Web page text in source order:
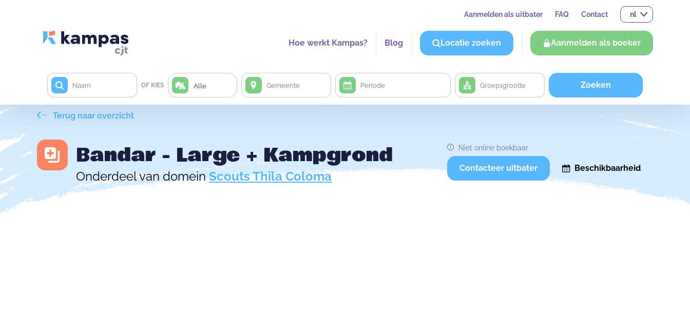
Aanmelden als uitbater FAQ Contact nl
Hoe werkt Kampas? Blog Locatie zoeken Aanmelden als boeker
OF KIES Alle Zoeken
Terug naar overzicht
Bandar - Large + Kampgrond
Onderdeel van domeinScouts Thila Coloma
Niet online boekbaar
Contacteer uitbater Beschikbaarheid